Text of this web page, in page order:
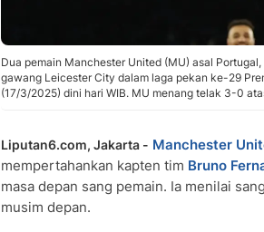
Dua pemain Manchester United (MU) asal
gawang Leicester City dalam laga pekan ke-29
(17/3/2025) dini hari WIB. MU menang telak 3-0
Liputan6.com, Jakarta - Manchester
mempertahankan kapten tim Bruno
masa depan sang pemain. Ia menilai
musim depan.